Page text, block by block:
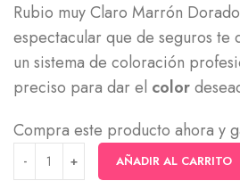
Rubio muy Claro Marrón
espectacular que de seguros te
un sistema de coloración
preciso para dar el color
Compra este producto ahora y
AÑADIR AL CARRITO